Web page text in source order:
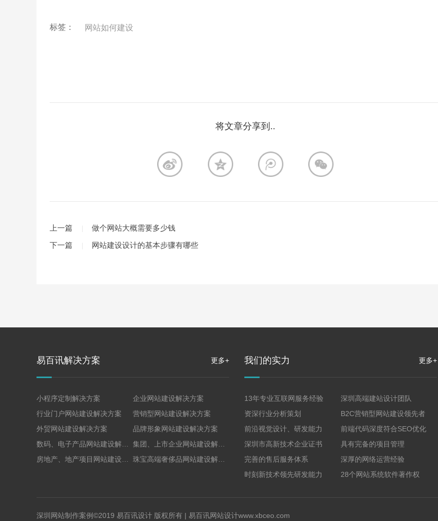
标签： 网站如何建设
将文章分享到..
上一篇
做个网站大概需要多少钱
下一篇
网站建设设计的基本步骤有哪些
易百讯解决方案 更多+
小程序定制解决方案
企业网站建设解决方案
行业门户网站建设解决方案
营销型网站建设解决方案
外贸网站建设解决方案
品牌形象网站建设解决方案
我们的实力 更多+
13年专业互联网服务经验
深圳高端建站设计团队
资深行业分析策划
B2C营销型网站建设领先者
前沿视觉设计、研发能力
前端代码深度符合SEO优化
深圳市高新技术企业证书
具有完备的项目管理
完善的售后服务体系
深厚的网络运营经验
时刻新技术领先研发能力
28个网站系统软件著作权
深圳网站制作案例©2019 易百讯设计 版权所有 | 易百讯网站设计www.xbceo.com